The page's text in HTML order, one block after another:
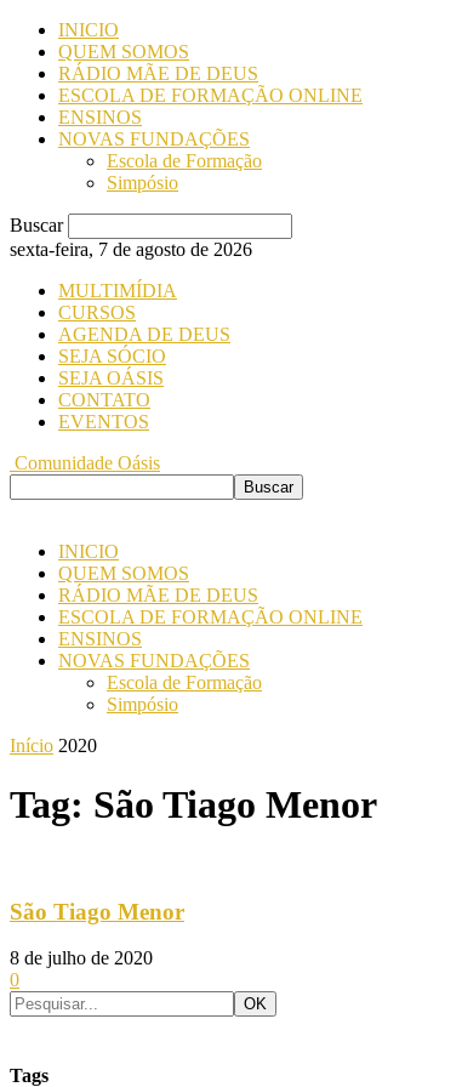
INICIO
QUEM SOMOS
RÁDIO MÃE DE DEUS
ESCOLA DE FORMAÇÃO ONLINE
ENSINOS
NOVAS FUNDAÇÕES
Escola de Formação
Simpósio
Buscar
sexta-feira, 7 de agosto de 2026
MULTIMÍDIA
CURSOS
AGENDA DE DEUS
SEJA SÓCIO
SEJA OÁSIS
CONTATO
EVENTOS
Comunidade Oásis
INICIO
QUEM SOMOS
RÁDIO MÃE DE DEUS
ESCOLA DE FORMAÇÃO ONLINE
ENSINOS
NOVAS FUNDAÇÕES
Escola de Formação
Simpósio
Início 2020
Tag: São Tiago Menor
São Tiago Menor
8 de julho de 2020
0
Tags